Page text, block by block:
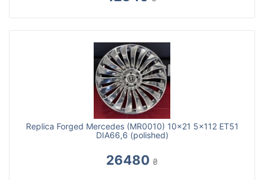
Replica Forged Mercedes (MR0010) 10x21 5x112 ET51
DIA66,6 (polished)
26480 ₴